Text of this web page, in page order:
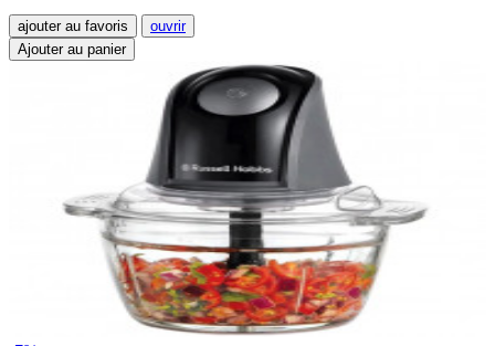
ajouter au favoris
ouvrir
Ajouter au panier